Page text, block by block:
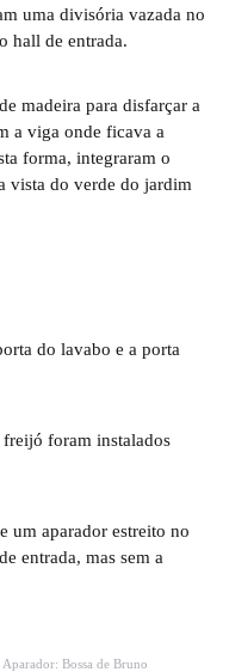
uma divisória vazada no
hall de entrada.
madeira para disfarçar a
a viga onde ficava a
forma, integraram o
vista do verde do jardim
do lavabo e a porta
foram instalados
um aparador estreito no
entrada, mas sem a
Aparador: Bossa de Bruno